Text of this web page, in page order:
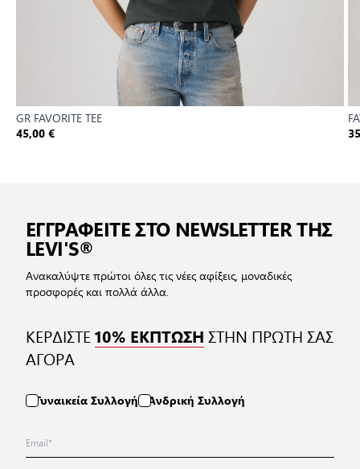
GR FAVORITE TEE
45,00 €
ΕΓΓΡΑΦΕΙΤΕ ΣΤΟ NEWSLETTER ΤΗΣ
LEVI'S®
Ανακαλύψτε πρώτοι όλες τις νέες αφίξεις, μοναδικές
προσφορές και πολλά άλλα.
ΚΕΡΔΙΣΤΕ10% ΕΚΠΤΩΣΗ ΣΤΗΝ ΠΡΩΤΗ ΣΑΣ
ΑΓΟΡΑ
Γυναικεία Συλλογή Ανδρική Συλλογή